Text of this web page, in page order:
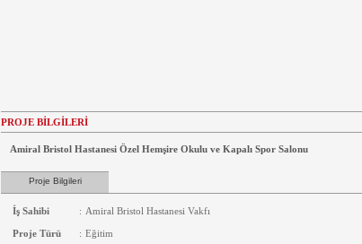
PROJE BİLGİLERİ
Amiral Bristol Hastanesi Özel Hemşire Okulu ve Kapalı Spor Salonu
Proje Bilgileri
İş Sahibi : Amiral Bristol Hastanesi Vakfı
Proje Türü : Eğitim